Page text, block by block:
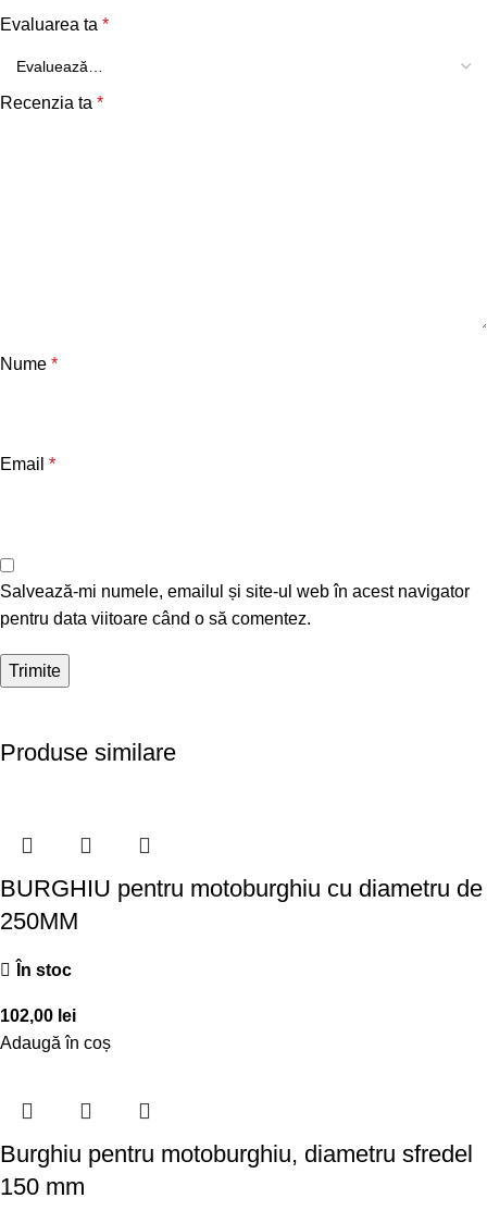
Evaluarea ta *
Recenzia ta *
Nume *
Email *
Salvează-mi numele, emailul și site-ul web în acest navigator
pentru data viitoare când o să comentez.
Produse similare
BURGHIU pentru motoburghiu cu diametru de
250MM
În stoc
102,00 lei
Adaugă în coș
Burghiu pentru motoburghiu, diametru sfredel
150 mm